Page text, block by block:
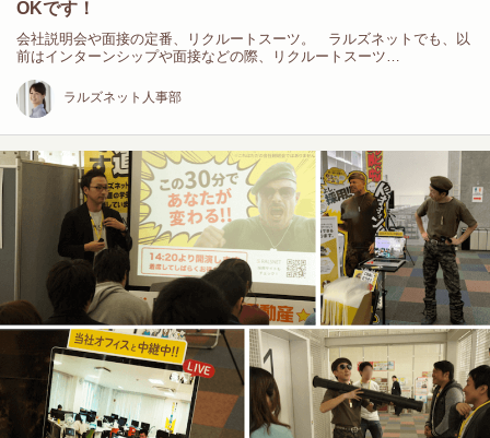
OKです！
会社説明会や面接の定番、リクルートスーツ。 ラルズネットでも、以
前はインターンシップや面接などの際、リクルートスーツ…
ラルズネット人事部